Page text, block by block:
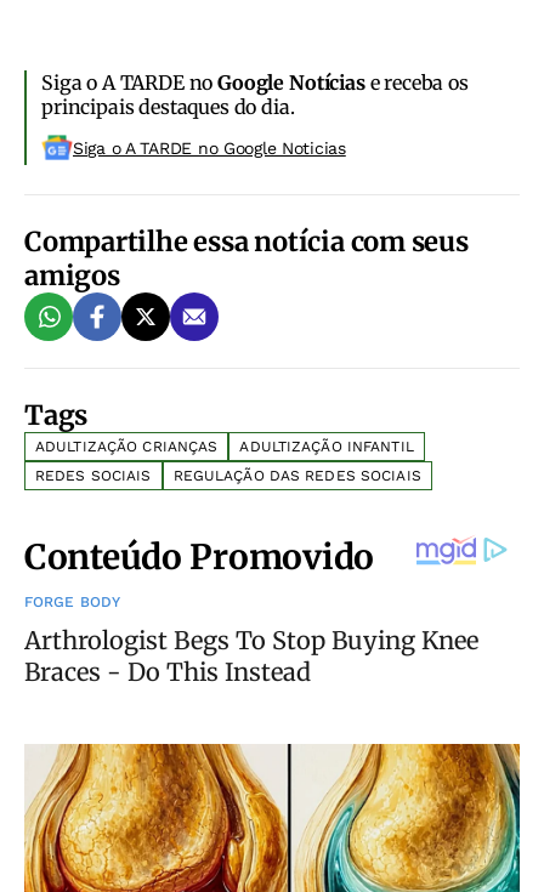
Siga o A TARDE noGoogle Notíciase receba os
principais destaques do dia.
Siga o A TARDE no Google Noticias
Compartilhe essa notícia com seus
amigos
Tags
ADULTIZAÇÃO CRIANÇAS
ADULTIZAÇÃO INFANTIL
REDES SOCIAIS
REGULAÇÃO DAS REDES SOCIAIS